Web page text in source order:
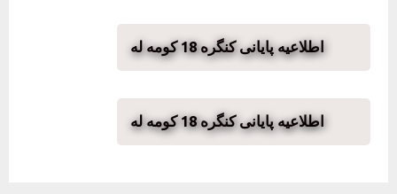
اطلاعیه پایانی کنگره 18 کومه له
اطلاعیه پایانی کنگره 18 کومه له